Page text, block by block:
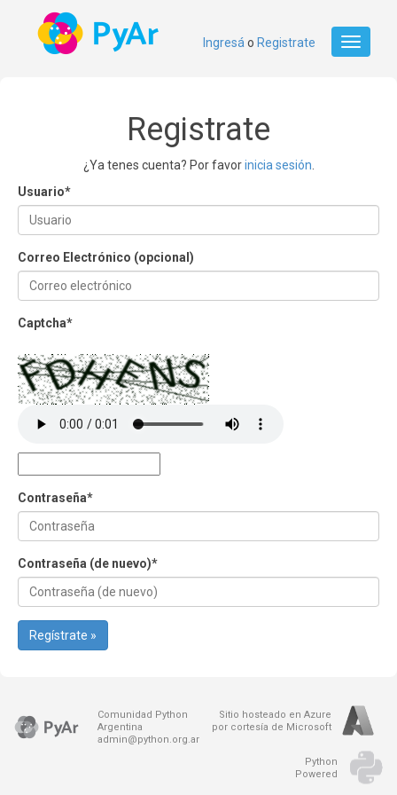
Toggle
Ingresá o Registrate
Registrate
¿Ya tenes cuenta? Por favorinicia sesión
Usuario*
Correo Electrónico (opcional)
Captcha*
Contraseña*
Contraseña (de nuevo)*
Regístrate »
Comunidad Python
Argentina
admin@python.org.ar
Sitio hosteado en Azure
por cortesía de Microsoft
Python
Powered